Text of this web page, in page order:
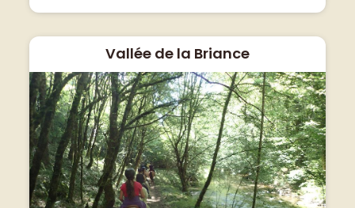
Vallée de la Briance